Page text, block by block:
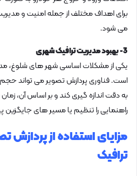
برای اهداف مختلف از جمله امنیت و
می شود.
3- بهبود مدیریت ترافیک شهری
یکی از مشکلات اساسی شهر های شلوغ،
است. فناوری پردازش تصویر می تواند حجم
به دقت اندازه گیری کند و بر اساس آن،
راهنمایی را تنظیم یا مسیر های
مزایای استفاده از پردازش
ترافیک